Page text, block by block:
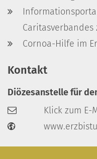
Caritasverbandes
Cornoa-Hilfe im
Kontakt
Diözesanstelle für
Klick zum E-